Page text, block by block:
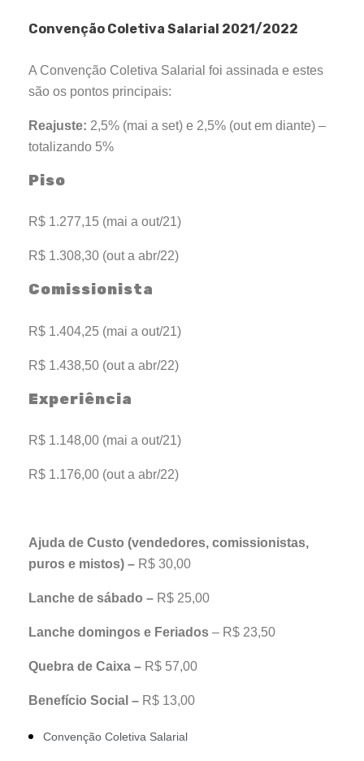
Convenção Coletiva Salarial 2021/2022
A Convenção Coletiva Salarial foi assinada e estes
são os pontos principais:
Reajuste: 2,5% (mai a set) e 2,5% (out em diante) –
totalizando 5%
Piso
R$ 1.277,15 (mai a out/21)
R$ 1.308,30 (out a abr/22)
Comissionista
R$ 1.404,25 (mai a out/21)
R$ 1.438,50 (out a abr/22)
Experiência
R$ 1.148,00 (mai a out/21)
R$ 1.176,00 (out a abr/22)
Ajuda de Custo (vendedores, comissionistas,
puros e mistos) – R$ 30,00
Lanche de sábado – R$ 25,00
Lanche domingos e Feriados – R$ 23,50
Quebra de Caixa – R$ 57,00
Benefício Social – R$ 13,00
Convenção Coletiva Salarial